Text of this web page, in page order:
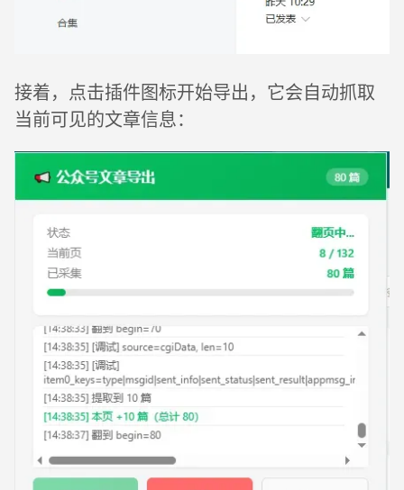
接着，点击插件图标开始导出，它会自动抓取
当前可见的文章信息：